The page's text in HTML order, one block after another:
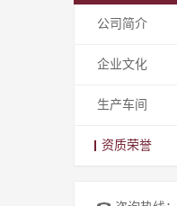
公司简介
企业文化
生产车间
资质荣誉